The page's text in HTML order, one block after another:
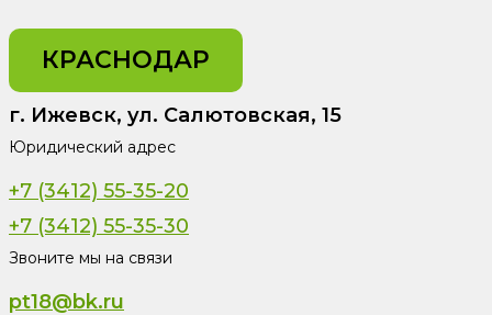
КРАСНОДАР
г. Ижевск, ул. Салютовская, 15
Юридический адрес
+7 (3412) 55-35-20
+7 (3412) 55-35-30
Звоните мы на связи
pt18@bk.ru